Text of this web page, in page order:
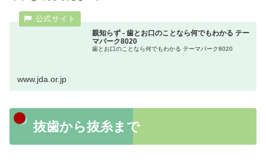
親知らず - 歯とお口のことなら何でもわかる テー
マパーク8020
歯とお口のことなら何でもわかる テーマパーク8020
www.jda.or.jp
抜歯から抜糸まで